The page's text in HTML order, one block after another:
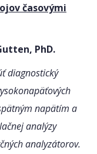
časovými
PhD.
diagnostický
napätím a
analýzy
analyzátorov.